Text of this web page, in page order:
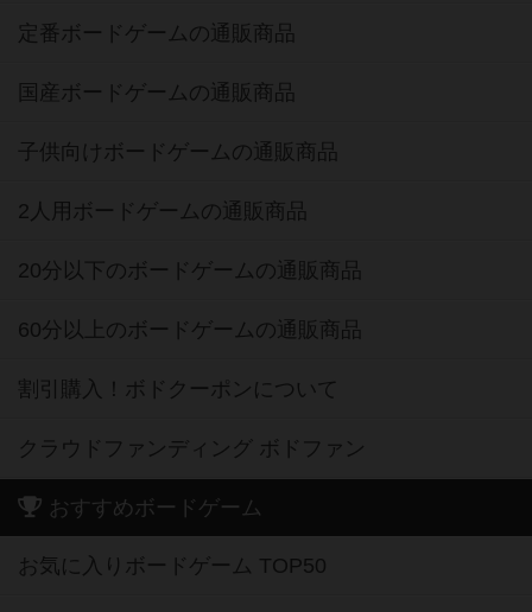
定番ボードゲームの通販商品
国産ボードゲームの通販商品
子供向けボードゲームの通販商品
2人用ボードゲームの通販商品
20分以下のボードゲームの通販商品
60分以上のボードゲームの通販商品
割引購入！ボドクーポンについて
クラウドファンディング ボドファン
おすすめボードゲーム
お気に入りボードゲーム TOP50